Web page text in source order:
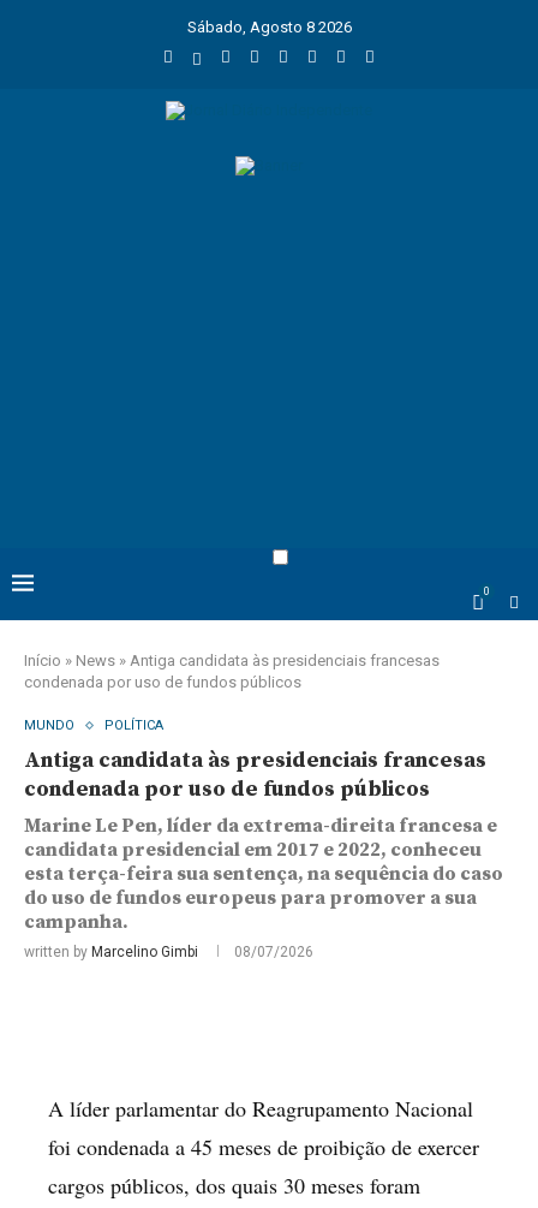
Sábado, Agosto 8 2026
0
Início » News » Antiga candidata às presidenciais francesas
condenada por uso de fundos públicos
MUNDO POLÍTICA
Antiga candidata às presidenciais francesas
condenada por uso de fundos públicos
Marine Le Pen, líder da extrema-direita francesa e
candidata presidencial em 2017 e 2022, conheceu
esta terça-feira sua sentença, na sequência do caso
do uso de fundos europeus para promover a sua
campanha.
written by Marcelino Gimbi 08/07/2026
A líder parlamentar do Reagrupamento Nacional
foi condenada a 45 meses de proibição de exercer
cargos públicos, dos quais 30 meses foram